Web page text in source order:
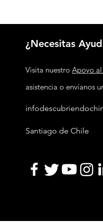
¿Necesitas
Visita nuestro Apoyo
asistencia o envíanos
Santiago de Chile